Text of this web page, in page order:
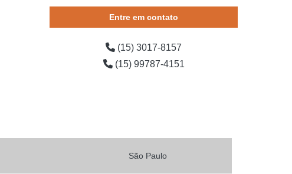
de Segurança para Condomínio
Placas de Sinalização de Rodovia
de Obras
Sinalização de Obras de Vias
Entre em contato
(15) 3017-8157
(15) 99787-4151
São Paulo